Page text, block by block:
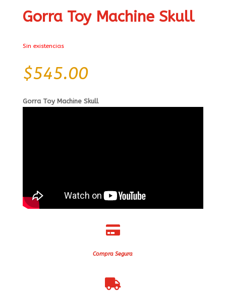
Gorra Toy Machine Skull
Sin existencias
$545.00
Gorra Toy Machine Skull

Compra Segura
